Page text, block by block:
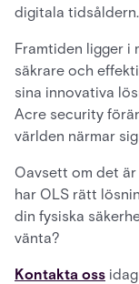
digitala tidsåldern.
Framtiden ligger i
säkrare och
sina innovativa
Acre security
världen närmar
Oavsett om det
har OLS rätt
din fysiska
vänta?
Kontakta oss